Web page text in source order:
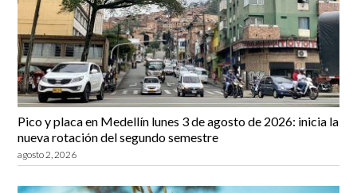
Pico y placa en Medellín lunes 3 de agosto de 2026: inicia la
nueva rotación del segundo semestre
agosto 2, 2026